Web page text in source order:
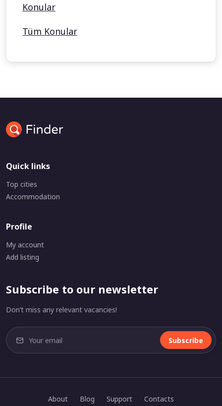
Konular
Tüm Konular
Quick links
Top cities
Accommodation
Profile
My account
Add listing
Subscribe to our newsletter
Don’t miss any relevant vacancies!
Subscribe
About Blog Support Contacts